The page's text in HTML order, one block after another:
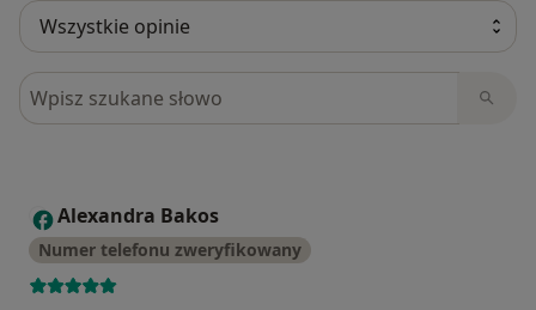
Szukaj w opiniach
A Alexandra Bakos
Numer telefonu zweryfikowany